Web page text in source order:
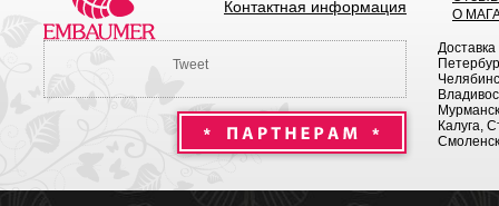
Контактная информация
О
Tweet
Калуга,